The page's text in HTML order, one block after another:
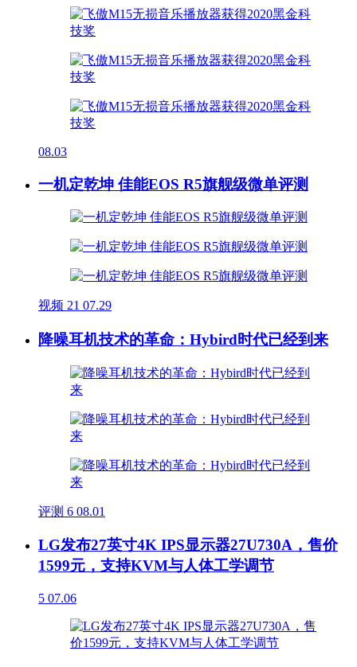
08.03
一机定乾坤 佳能EOS R5旗舰级微单评测
视频 21 07.29
降噪耳机技术的革命：Hybird时代已经到来
评测 6 08.01
LG发布27英寸4K IPS显示器27U730A，售价
1599元，支持KVM与人体工学调节
5 07.06